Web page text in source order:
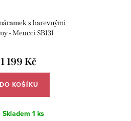
s barevnými
- Meucci SB131
1 199 Kč
DO KOŠÍKU
Skladem 1 ks